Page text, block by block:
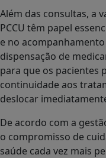
Além das consultas, a
PCCU têm papel
e no
dispensação de
para que os pacientes
continuidade aos
deslocar
De acordo com a
o compromisso de
saúde cada vez mais